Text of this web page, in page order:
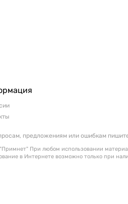
предложениям или ошибкам
При любом использовании
в Интернете возможно только при